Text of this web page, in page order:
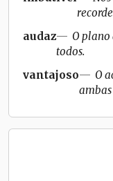
audaz
O plano
todos.
vantajoso
O
ambas